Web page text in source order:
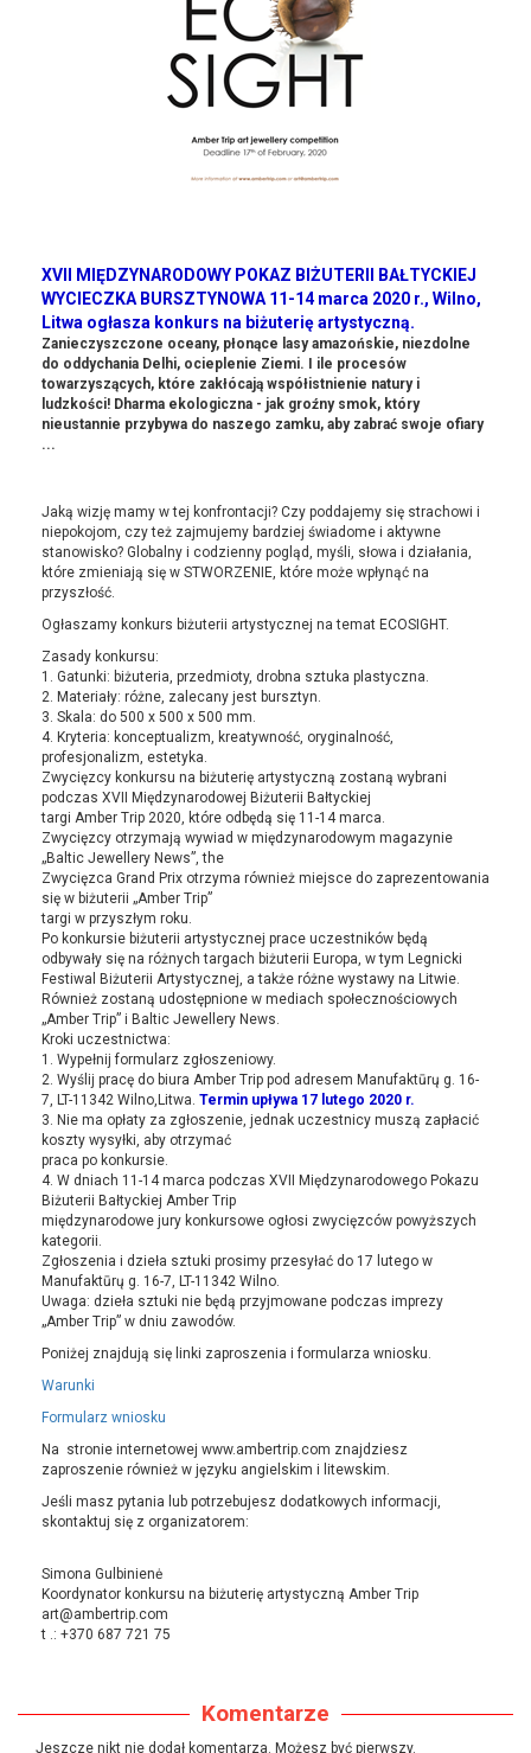
XVII MIĘDZYNARODOWY POKAZ BIŻUTERII BAŁTYCKIEJ
WYCIECZKA BURSZTYNOWA 11-14 marca 2020 r., Wilno,
Litwa ogłasza konkurs na biżuterię artystyczną.
Zanieczyszczone oceany, płonące lasy amazońskie, niezdolne
do oddychania Delhi, ocieplenie Ziemi. I ile procesów
towarzyszących, które zakłócają współistnienie natury i
ludzkości! Dharma ekologiczna - jak groźny smok, który
nieustannie przybywa do naszego zamku, aby zabrać swoje ofiary
...
Jaką wizję mamy w tej konfrontacji? Czy poddajemy się strachowi i
niepokojom, czy też zajmujemy bardziej świadome i aktywne
stanowisko? Globalny i codzienny pogląd, myśli, słowa i działania,
które zmieniają się w STWORZENIE, które może wpłynąć na
przyszłość.
Ogłaszamy konkurs biżuterii artystycznej na temat ECOSIGHT.
Zasady konkursu:
1. Gatunki: biżuteria, przedmioty, drobna sztuka plastyczna.
2. Materiały: różne, zalecany jest bursztyn.
3. Skala: do 500 x 500 x 500 mm.
4. Kryteria: konceptualizm, kreatywność, oryginalność,
profesjonalizm, estetyka.
Zwycięzcy konkursu na biżuterię artystyczną zostaną wybrani
podczas XVII Międzynarodowej Biżuterii Bałtyckiej
targi Amber Trip 2020, które odbędą się 11-14 marca.
Zwycięzcy otrzymają wywiad w międzynarodowym magazynie
„Baltic Jewellery News”, the
Zwycięzca Grand Prix otrzyma również miejsce do zaprezentowania
się w biżuterii „Amber Trip”
targi w przyszłym roku.
Po konkursie biżuterii artystycznej prace uczestników będą
odbywały się na różnych targach biżuterii Europa, w tym Legnicki
Festiwal Biżuterii Artystycznej, a także różne wystawy na Litwie.
Również zostaną udostępnione w mediach społecznościowych
„Amber Trip” i Baltic Jewellery News.
Kroki uczestnictwa:
1. Wypełnij formularz zgłoszeniowy.
2. Wyślij pracę do biura Amber Trip pod adresem Manufaktūrų g. 16-
7, LT-11342 Wilno,Litwa. Termin upływa 17 lutego 2020 r.
3. Nie ma opłaty za zgłoszenie, jednak uczestnicy muszą zapłacić
koszty wysyłki, aby otrzymać
praca po konkursie.
4. W dniach 11-14 marca podczas XVII Międzynarodowego Pokazu
Biżuterii Bałtyckiej Amber Trip
międzynarodowe jury konkursowe ogłosi zwycięzców powyższych
kategorii.
Zgłoszenia i dzieła sztuki prosimy przesyłać do 17 lutego w
Manufaktūrų g. 16-7, LT-11342 Wilno.
Uwaga: dzieła sztuki nie będą przyjmowane podczas imprezy
„Amber Trip” w dniu zawodów.
Poniżej znajdują się linki zaproszenia i formularza wniosku.
Warunki
Formularz wniosku
Na stronie internetowej www.ambertrip.com znajdziesz
zaproszenie również w języku angielskim i litewskim.
Jeśli masz pytania lub potrzebujesz dodatkowych informacji,
skontaktuj się z organizatorem:
Simona Gulbinienė
Koordynator konkursu na biżuterię artystyczną Amber Trip
art@ambertrip.com
t .: +370 687 721 75
Komentarze
Jeszcze nikt nie dodał komentarza. Możesz być pierwszy.